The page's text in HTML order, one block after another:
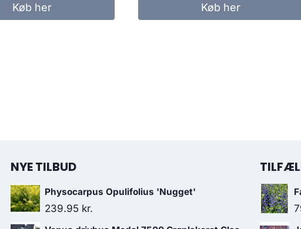
Køb her Køb her
NYE TILBUD
Physocarpus Opulifolius 'Nugget'
239.95 kr.